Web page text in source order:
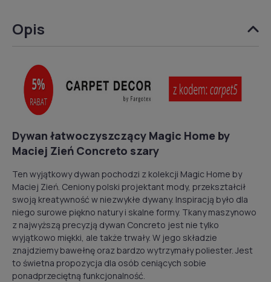
Opis
Dywan łatwoczyszczący Magic Home by
Maciej Zień Concreto szary
Ten wyjątkowy dywan pochodzi z kolekcji Magic Home by
Maciej Zień. Ceniony polski projektant mody, przekształcił
swoją kreatywność w niezwykłe dywany. Inspiracją było dla
niego surowe piękno natury i skalne formy. Tkany maszynowo
z najwyższą precyzją dywan Concreto jest nie tylko
wyjątkowo miękki, ale także trwały. W jego składzie
znajdziemy bawełnę oraz bardzo wytrzymały poliester. Jest
to świetna propozycja dla osób ceniących sobie
ponadprzeciętną funkcjonalność.